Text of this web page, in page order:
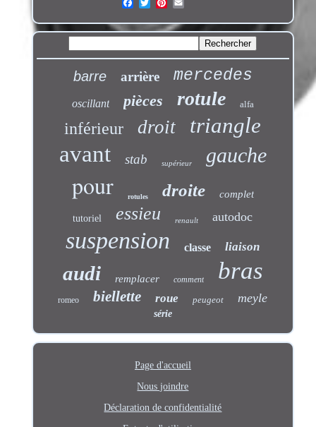
barre arrière mercedes
oscillant pièces rotule alfa
inférieur droit triangle
avant stab supérieur gauche
pour rotules droite complet
tutoriel essieu renault autodoc
suspension classe liaison
audi remplacer comment bras
romeo biellette roue peugeot meyle
série
Page d'accueil
Nous joindre
Déclaration de confidentialité